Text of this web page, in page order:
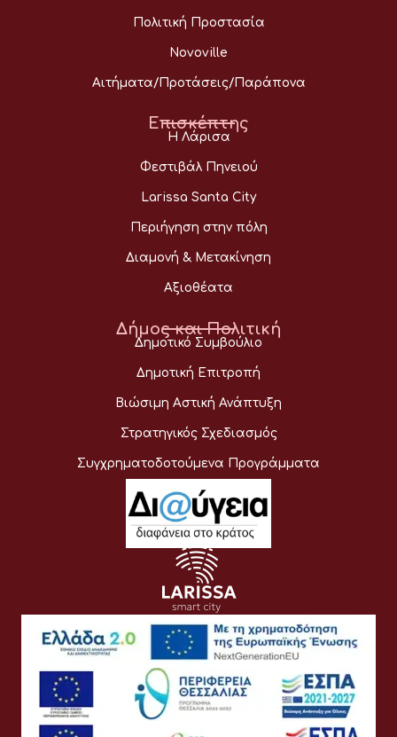
Πολιτική Προστασία
Novoville
Αιτήματα/Προτάσεις/Παράπονα
Επισκέπτης
Η Λάρισα
Φεστιβάλ Πηνειού
Larissa Santa City
Περιήγηση στην πόλη
Διαμονή & Μετακίνηση
Αξιοθέατα
Δήμος και Πολιτική
Δημοτικό Συμβούλιο
Δημοτική Επιτροπή
Βιώσιμη Αστική Ανάπτυξη
Στρατηγικός Σχεδιασμός
Συγχρηματοδοτούμενα Προγράμματα